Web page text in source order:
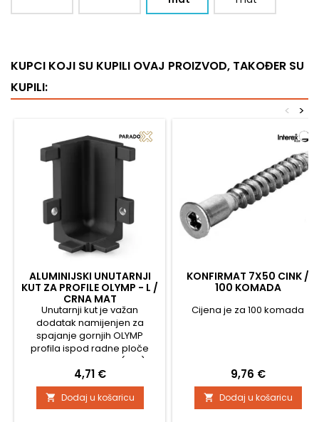
KUPCI KOJI SU KUPILI OVAJ PROIZVOD, TAKOĐER SU
KUPILI:
>
<
ALUMINIJSKI UNUTARNJI
KUT ZA PROFILE OLYMP - L /
CRNA MAT
Unutarnji kut je važan
dodatak namijenjen za
spajanje gornjih OLYMP
profila ispod radne ploče
pod pravim kutom (90°).
Omogućuje estetski čist i
precizan unutarnji kut između
dva profila, čime omogućuje
gladak i profesionalan
Cijena
4,71 €
 Dodaj u košaricu
KONFIRMAT 7X50 CINK /
100 KOMADA
Cijena je za 100 komada
Cijena
9,76 €
 Dodaj u košaricu